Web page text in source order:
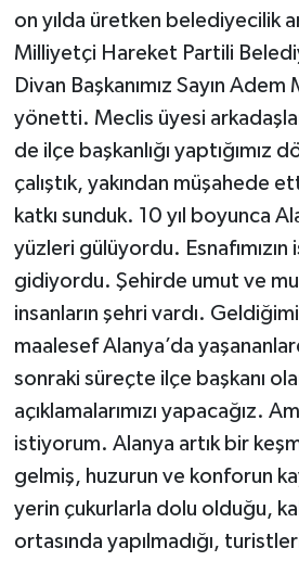
on yılda üretken belediyecilik
Milliyetçi Hareket Partili
Divan Başkanımız Sayın
yönetti. Meclis üyesi
de ilçe başkanlığı yaptığımız
çalıştık, yakından müşahede
katkı sunduk. 10 yıl boyunca
yüzleri gülüyordu. Esnafımızın
gidiyordu. Şehirde umut ve
insanların şehri vardı.
maalesef Alanya’da
sonraki süreçte ilçe başkanı
açıklamalarımızı yapacağız.
istiyorum. Alanya artık bir
gelmiş, huzurun ve konforun
yerin çukurlarla dolu olduğu,
ortasında yapılmadığı,